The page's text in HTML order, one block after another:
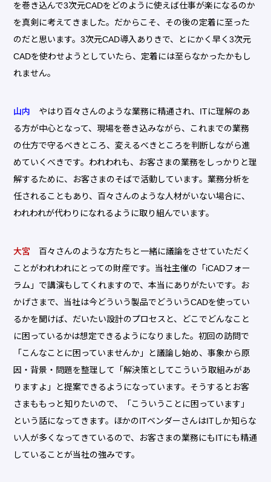
を巻き込んで3次元CADをどのように使えば仕事が楽になるのか
を真剣に考えてきました。だからこそ、その後の定着に至った
のだと思います。3次元CAD導入ありきで、とにかく早く3次元
CADを使わせようとしていたら、定着には至らなかったかもし
れません。
山内 やはり百々さんのような業務に精通され、ITに理解のあ
る方が中心となって、現場を巻き込みながら、これまでの業務
の仕方で守るべきところ、変えるべきところを判断しながら進
めていくべきです。われわれも、お客さまの業務をしっかりと理
解するために、お客さまのそばで活動しています。業務分析を
任されることもあり、百々さんのような人材がいない場合に、
われわれが代わりになれるように取り組んでいます。
大宮 百々さんのような方たちと一緒に議論をさせていただく
ことがわれわれにとっての財産です。当社主催の「iCADフォー
ラム」で講演もしてくれますので、本当にありがたいです。お
かげさまで、当社は今どういう製品でどういうCADを使ってい
るかを聞けば、だいたい設計のプロセスと、どこでどんなこと
に困っているかは想定できるようになりました。初回の訪問で
「こんなことに困っていませんか」と議論し始め、事象から原
因・背景・問題を整理して「解決策としてこういう取組みがあ
りますよ」と提案できるようになっています。そうするとお客
さまももっと知りたいので、「こういうことに困っています」
という話になってきます。ほかのITベンダーさんはITしか知らな
い人が多くなってきているので、お客さまの業務にもITにも精通
していることが当社の強みです。